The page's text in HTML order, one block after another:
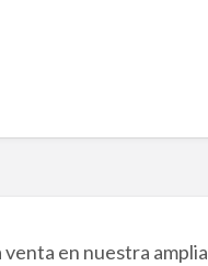
en nuestra amplia